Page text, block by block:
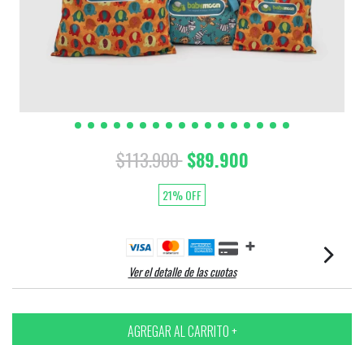
$113.900 $89.900
21%OFF
Ver el detalle de las cuotas